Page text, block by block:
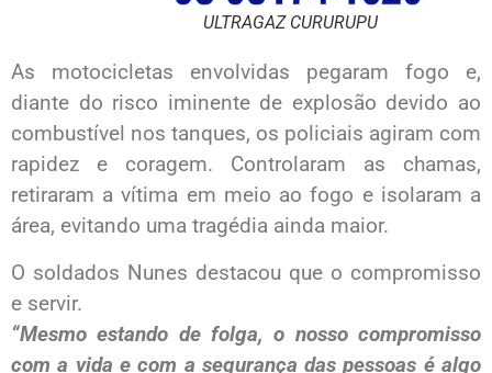
ULTRAGAZ CURURUPU
As motocicletas envolvidas pegaram fogo e,
diante do risco iminente de explosão devido ao
combustível nos tanques, os policiais agiram com
rapidez e coragem. Controlaram as chamas,
retiraram a vítima em meio ao fogo e isolaram a
área, evitando uma tragédia ainda maior.
O soldados Nunes destacou que o compromisso
e servir.
“Mesmo estando de folga, o nosso compromisso
com a vida e com a segurança das pessoas é algo